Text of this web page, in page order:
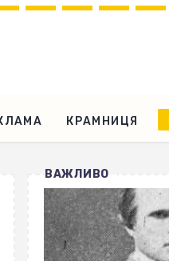
КРАМНИЦЯ
ВАЖЛИВО